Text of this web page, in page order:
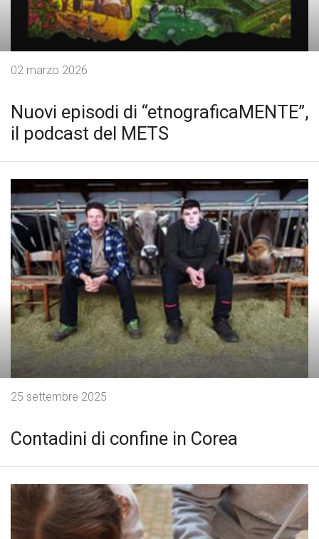
Nuovi episodi di “etnograficaMENTE”,
il podcast del METS
02 marzo 2026
Contadini di confine in Corea
25 settembre 2025